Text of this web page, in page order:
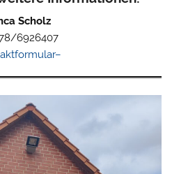
Scholz
6926407